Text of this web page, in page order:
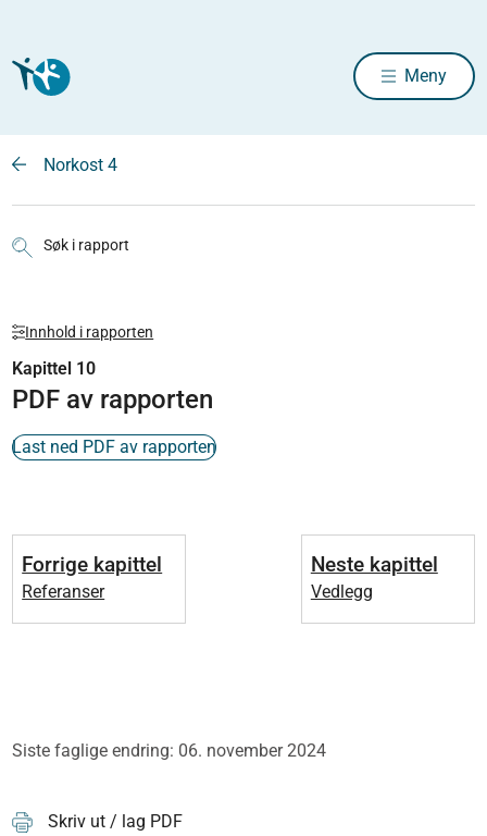
Meny
Norkost 4
Søk i rapport
Innhold i rapporten
Kapittel 10
PDF av rapporten
Last ned PDF av rapporten
Forrige kapittel
Referanser
Neste kapittel
Vedlegg
Siste faglige endring: 06. november 2024
Skriv ut / lag PDF